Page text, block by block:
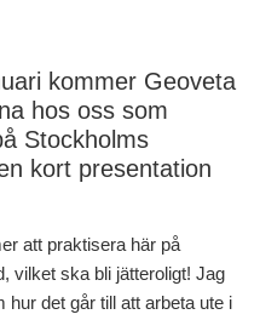
kommer Geoveta
hos oss som
Stockholms
kort presentation
att praktisera här på
vilket ska bli jätteroligt! Jag
det går till att arbeta ute i